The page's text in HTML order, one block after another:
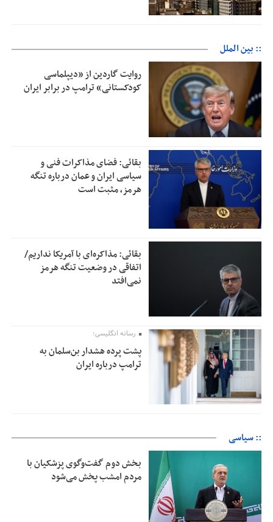
:: بین الملل
روایت گاردین از «دیپلماسی
کودکستانی» ترامپ در برابر ایران
بقائی: فضای مذاکرات فنی و
سیاسی ایران و عمان درباره تنگه
هرمز، مثبت است
بقائی: مذاکره‌ای با آمریکا نداریم/
اتفاقی در وضعیت تنگه هرمز
نمی‌افتد
رسانه انگلیسی؛
پشت پرده هشدار بن‌سلمان به
ترامپ درباره ایران
:: سیاسی
بخش دوم گفت‌وگوی پزشکیان با
مردم امشب پخش می‌شود